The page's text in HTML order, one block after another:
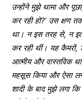
उन्होंने मुझे थामा और पूछा
कर रही हो?’ उस क्षण
था। न इस तरह से, न
कर रही थीं। यह कैमरों,
आत्मीय और वास्तविक
महसूस किया और ऐसा
शादी के बाद मुझे लगा कि